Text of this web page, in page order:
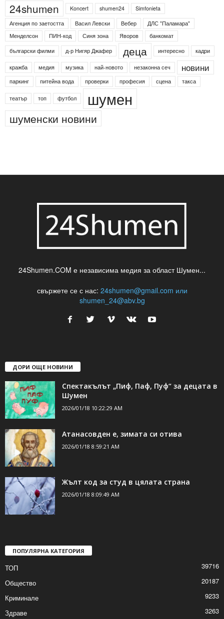
24shumen Koncert shumen24
Simfonieta
Агенция по заетостта
Васил Левски Вебер
ДЛС "Паламара"
Менделсон
ПИН-код Синя зона Яворов
банкомат
български филми
д-р Нигяр Джафер деца интересно кадри
кражба медия музика най-новото незаконна сеч новини
паркинг питейна вода проверки професия сцена такса
театър топ футбол шумен
шуменски новини
24Shumen.COM е независима медия за област Шумен...
свържете се с нас: 24shumen@gmail.com или
shumen_24@abv.bg
ДОРИ ОЩЕ НОВИНИ
Спектакълът „Пиф, Паф, Пуф“ за децата в
Шумен
2026/01/18 10:22:29 AM
Атанасовден е, зимата си отива
2026/01/18 8:59:21 AM
Жълт код за студ в цялата страна
2026/01/18 8:09:49 AM
ПОПУЛЯРНА КАТЕГОРИЯ
ТОП
39716
Общество
20187
Криминале
9233
Здраве
3263